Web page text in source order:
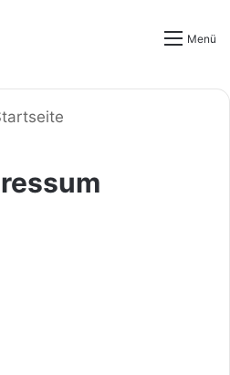
Menü